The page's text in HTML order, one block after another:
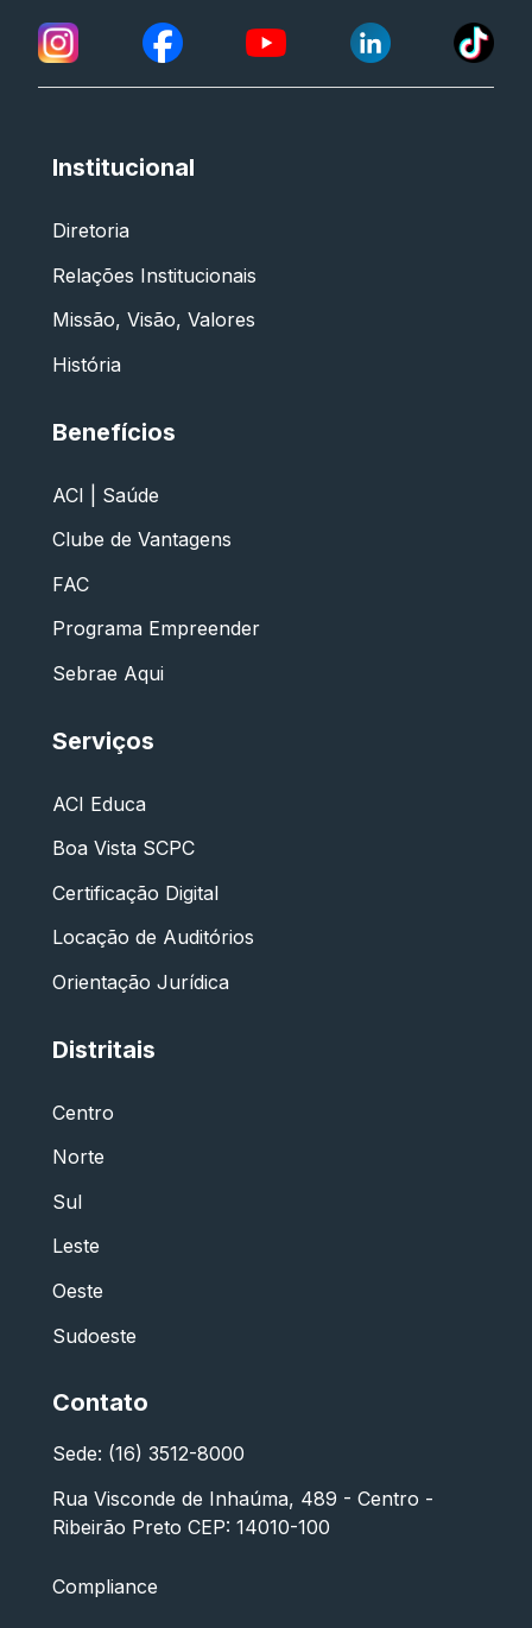
Institucional
Diretoria
Relações Institucionais
Missão, Visão, Valores
História
Benefícios
ACI | Saúde
Clube de Vantagens
FAC
Programa Empreender
Sebrae Aqui
Serviços
ACI Educa
Boa Vista SCPC
Certificação Digital
Locação de Auditórios
Orientação Jurídica
Distritais
Centro
Norte
Sul
Leste
Oeste
Sudoeste
Contato
Sede: (16) 3512-8000
Rua Visconde de Inhaúma, 489 - Centro -
Ribeirão Preto CEP: 14010-100
Compliance